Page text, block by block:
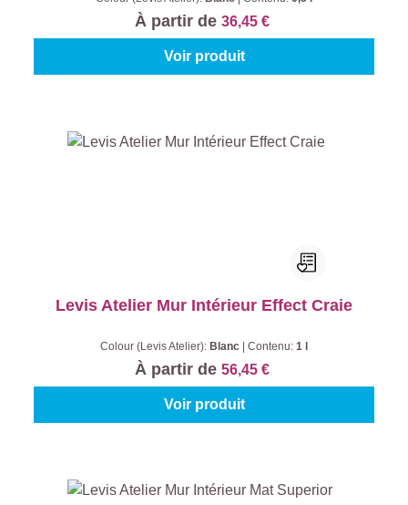
À partir de 36,45 €
Voir produit
Levis Atelier Mur Intérieur Effect Craie
Colour (Levis Atelier): Blanc Contenu: 1 l
À partir de 56,45 €
Voir produit